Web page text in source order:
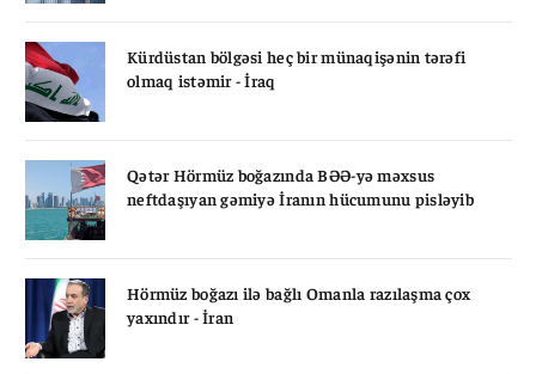
Kürdüstan bölgəsi heç bir münaqişənin tərəfi
olmaq istəmir - İraq
Qətər Hörmüz boğazında BƏƏ-yə məxsus
neftdaşıyan gəmiyə İranın hücumunu pisləyib
Hörmüz boğazı ilə bağlı Omanla razılaşma çox
yaxındır - İran